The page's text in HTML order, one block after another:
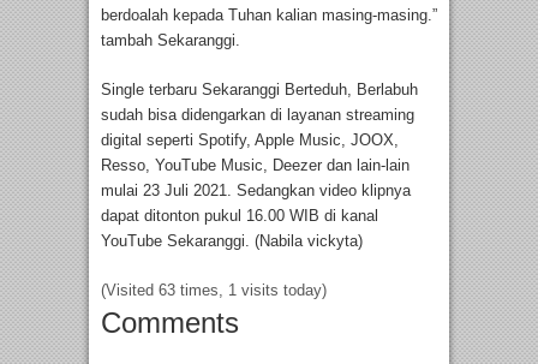
berdoalah kepada Tuhan kalian masing-masing.”
tambah Sekaranggi.
Single terbaru Sekaranggi Berteduh, Berlabuh
sudah bisa didengarkan di layanan streaming
digital seperti Spotify, Apple Music, JOOX,
Resso, YouTube Music, Deezer dan lain-lain
mulai 23 Juli 2021. Sedangkan video klipnya
dapat ditonton pukul 16.00 WIB di kanal
YouTube Sekaranggi. (Nabila vickyta)
(Visited 63 times, 1 visits today)
Comments